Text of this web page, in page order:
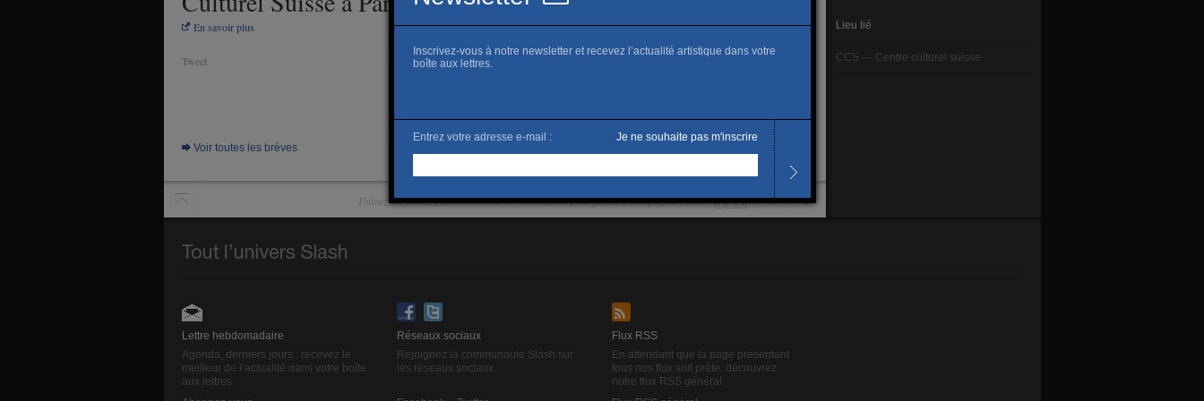
En savoir plus
Tweet
Voir toutes les brèves
Utilisez les flêches gauche et droite de votre clavier pour passer d’une page à l’autre
Lieu lié
CCS — Centre culturel suisse
Lettre hebdomadaire
Agenda, derniers jours : recevez le
meilleur de l’actualité dans votre boîte
aux lettres.
Réseaux sociaux
Rejoignez la communauté Slash sur
les réseaux sociaux.
Flux RSS
En attendant que la page présentant
tous nos flux soit prête, découvrez
notre flux RSS général.